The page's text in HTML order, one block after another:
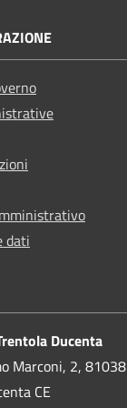
dati
Ducenta
Marconi, 2, 81038
CE